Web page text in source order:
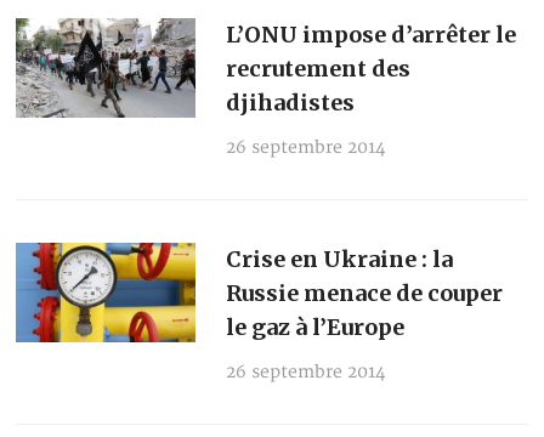
L’ONU impose d’arrêter le
recrutement des
djihadistes
26 septembre 2014
Crise en Ukraine : la
Russie menace de couper
le gaz à l’Europe
26 septembre 2014